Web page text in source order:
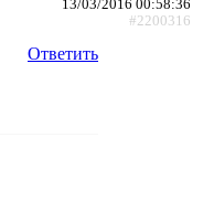
13/03/2016 00:58:36
#2200316
Ответить